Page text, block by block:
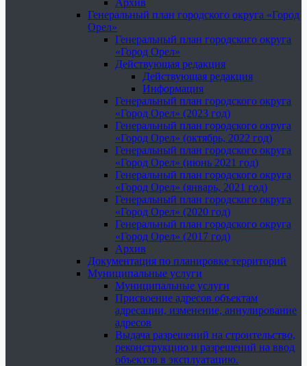
Архив
Генеральный план городского округа «Город
Орел»
Генеральный план городского округа
«Город Орел»
Действующая редакция
Действующая редакция
Информация
Генеральный план городского округа
«Город Орел» (2023 год)
Генеральный план городского округа
«Город Орел» (октябрь, 2022 год)
Генеральный план городского округа
«Город Орел» (июнь 2021 год)
Генеральный план городского округа
«Город Орел» (январь, 2021 год)
Генеральный план городского округа
«Город Орел» (2020 год)
Генеральный план городского округа
«Город Орел» (2017 год)
Архив
Документация по планировке территорий
Муниципальные услуги
Муниципальные услуги
Присвоение адресов объектам
адресации, изменение, аннулирование
адресов
Выдача разрешений на строительство,
реконструкцию и разрешений на ввод
объектов в эксплуатацию.